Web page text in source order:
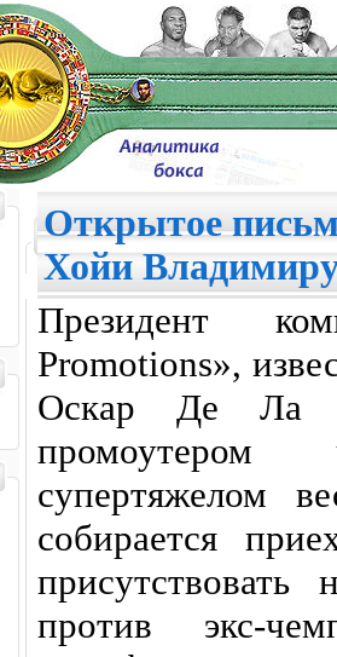
Открытое
Хойи
Президент
Promotions»,
Оскар Де Ла
супертяжелом
собирается
против экс-